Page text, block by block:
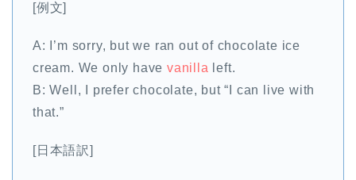
[例文]
A: I’m sorry, but we ran out of chocolate ice
cream. We only havevanilla left.
B: Well, I prefer chocolate, but “I can live with
that.”
[日本語訳]